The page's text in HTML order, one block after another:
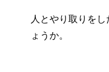
人とやり取りを
ょうか。